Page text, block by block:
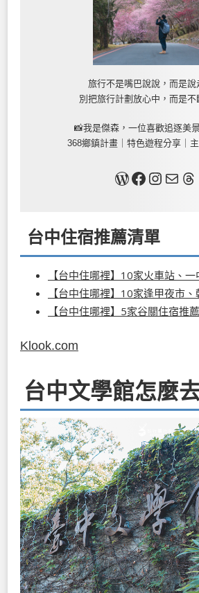
旅行不是嘴巴說說，而是說
別把旅行計劃放心中，而是不
📸我是傑森，一位喜歡追逐美
368鄉鎮計畫｜特色遊程分享｜
關於我Facebook InstagramMail Threads
台中住宿推薦清單
【台中住哪裡】10家火車站、
【台中住哪裡】10家逢甲夜市
【台中住哪裡】5家谷關住宿推
Klook.com
台中文學館怎麼